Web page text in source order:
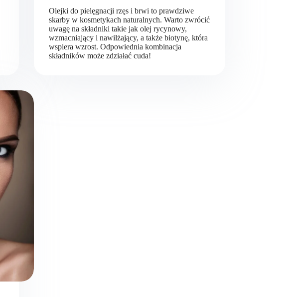
Olejki do pielęgnacji rzęs i brwi to prawdziwe
skarby w kosmetykach naturalnych. Warto zwrócić
uwagę na składniki takie jak olej rycynowy,
wzmacniający i nawilżający, a także biotynę, która
wspiera wzrost. Odpowiednia kombinacja
składników może zdziałać cuda!